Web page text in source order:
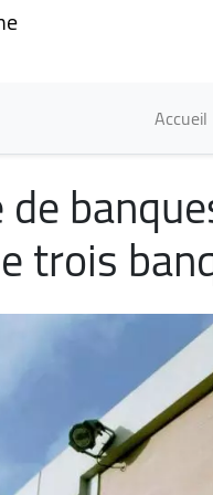
Accueil
trois